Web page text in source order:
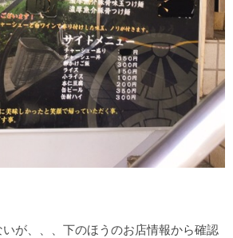
いが、、、下のほうのお店情報から確認